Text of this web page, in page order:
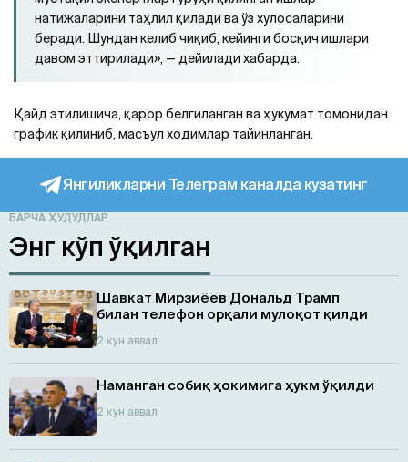
натижаларини таҳлил қилади ва ўз хулосаларини
беради. Шундан келиб чиқиб, кейинги босқич ишлари
давом эттирилади», — дейилади хабарда.
Қайд этилишича, қарор белгиланган ва ҳукумат томонидан
график қилиниб, масъул ходимлар тайинланган.
Янгиликларни Телеграм каналда кузатинг
БАРЧА ҲУДУДЛАР
Энг кўп ўқилган
Шавкат Мирзиёев Дональд Трамп
билан телефон орқали мулоқот қилди
2 кун аввал
Наманган собиқ ҳокимига ҳукм ўқилди
2 кун аввал